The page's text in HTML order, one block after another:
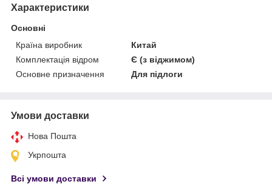
Характеристики
Основні
Країна виробник
Китай
Комплектація відром
Є (з віджимом)
Основне призначення
Для підлоги
Умови доставки
Нова Пошта
Укрпошта
Всі умови доставки